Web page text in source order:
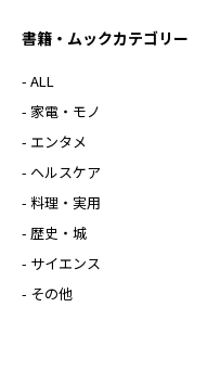
書籍・ムックカテゴリー
- ALL
- 家電・モノ
- エンタメ
- ヘルスケア
- 料理・実用
- 歴史・城
- サイエンス
- その他